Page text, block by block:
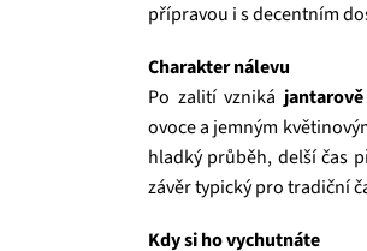
přípravou i s decentním
Charakter nálevu
Po zalití vzniká
ovoce a jemným
hladký průběh, delší čas
závěr typický pro tradiční
Kdy si ho vychutnáte